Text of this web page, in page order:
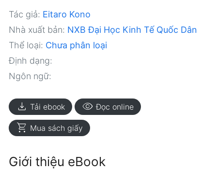
Tác giả: Eitaro Kono
Nhà xuất bản: NXB Đại Học Kinh Tế Quốc Dân
Thể loại: Chưa phân loại
Định dạng:
Ngôn ngữ:
download Tải ebook visibility Đọc online
shopping_cart Mua sách giấy
Giới thiệu eBook